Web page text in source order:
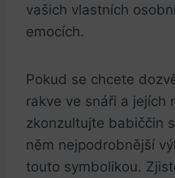
vašich vlastních
emocích.
Pokud se chcete
rakve ve snáři a jejích
⁢zkonzultujte babiččin
něm ⁢nejpodrobnější
touto symbolikou.